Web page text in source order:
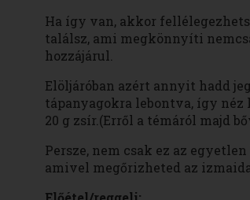
Ha így van, akkor
találsz, ami megkönnyíti
hozzájárul.
Elöljáróban azért annyit hadd
tápanyagokra lebontva, így néz
20 g zsír.(Erről a témáról majd
Persze, nem csak ez az
amivel megőrizheted az